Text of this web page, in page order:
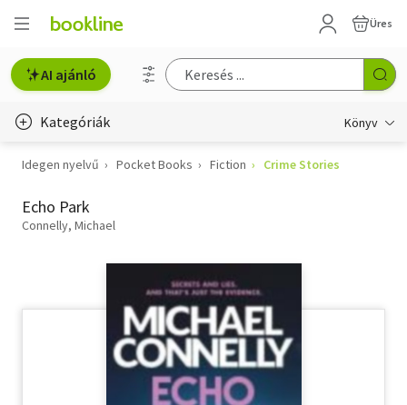
Üres
AI ajánló
Kategóriák Könyv
Életmód, egészség
Erotika
Idegen nyelvű Pocket Books Fiction Crime Stories
Echo Park
Connelly, Michael